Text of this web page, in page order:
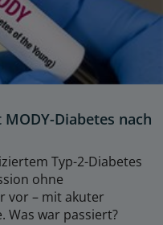
Diabetes nach
Typ-2-Diabetes
ohne
vor – mit akuter
Was war passiert?